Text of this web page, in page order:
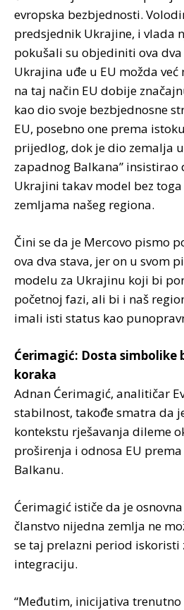
evropska bezbjednosti.
predsjednik Ukrajine, i vlada
pokušali su objediniti ova
Ukrajina uđe u EU možda
na taj način EU dobije
kao dio svoje bezbjednosne
EU, posebno one prema
prijedlog, dok je dio zemalja
zapadnog Balkana” insistirao
Ukrajini takav model bez
zemljama našeg regiona.
Čini se da je Mercovo pismo
ova dva stava, jer on u svom
modelu za Ukrajinu koji bi
početnoj fazi, ali bi i naš
imali isti status kao
Ćerimagić: Dosta simbolike
koraka
Adnan Ćerimagić, analitičar
stabilnost, takođe smatra da
kontekstu rješavanja dileme
proširenja i odnosa EU
Balkanu.
Ćerimagić ističe da je
članstvo nijedna zemlja ne
se taj prelazni period iskoristi
integraciju.
“Međutim, inicijativa